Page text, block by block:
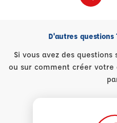
D'autres questions
Si vous avez des
ou sur comment créer votre